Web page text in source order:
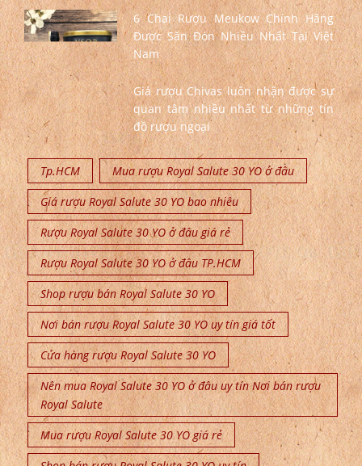
6 Chai Rượu Meukow Chính Hãng
Được Săn Đón Nhiều Nhất Tại Việt
Nam
Giá rượu Chivas luôn nhận được sự
quan tâm nhiều nhất từ những tín
đồ rượu ngoại
Tp.HCM
Mua rượu Royal Salute 30 YO ở đâu
Giá rượu Royal Salute 30 YO bao nhiêu
Rượu Royal Salute 30 YO ở đâu giá rẻ
Rượu Royal Salute 30 YO ở đâu TP.HCM
Shop rượu bán Royal Salute 30 YO
Nơi bán rượu Royal Salute 30 YO uy tín giá tốt
Cửa hàng rượu Royal Salute 30 YO
Nên mua Royal Salute 30 YO ở đâu uy tín Nơi bán rượu
Royal Salute
Mua rượu Royal Salute 30 YO giá rẻ